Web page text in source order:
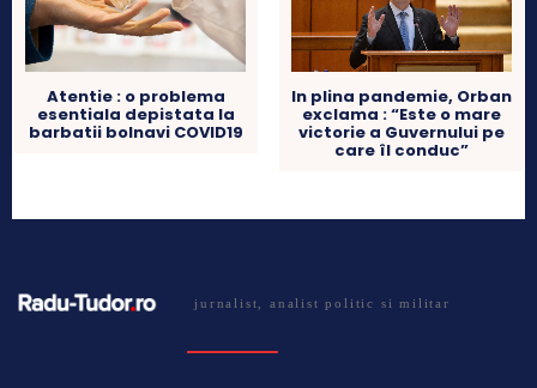
Atentie : o problema
esentiala depistata la
barbatii bolnavi COVID19
In plina pandemie, Orban
exclama : “Este o mare
victorie a Guvernului pe
care îl conduc”
jurnalist, analist politic si militar